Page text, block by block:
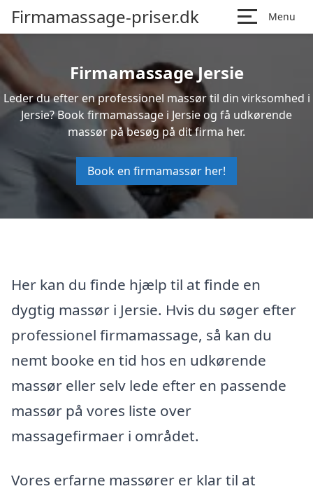
Firmamassage-priser.dk Menu
Firmamassage Jersie
Leder du efter en professionel massør til din virksomhed i
Jersie? Book firmamassage i Jersie og få udkørende
massør på besøg på dit firma her.
Book en firmamassør her!
Her kan du finde hjælp til at finde en
dygtig massør i Jersie. Hvis du søger efter
professionel firmamassage, så kan du
nemt booke en tid hos en udkørende
massør eller selv lede efter en passende
massør på vores liste over
massagefirmaer i området.
Vores erfarne massører er klar til at